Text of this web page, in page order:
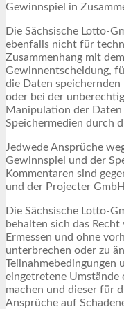
Gewinnspiel in
Die Sächsische Lotto-
ebenfalls nicht für
Zusammenhang mit
Gewinnentscheidung,
die Daten
oder bei der
Manipulation der
Speichermedien durch
Jedwede Ansprüche
Gewinnspiel und der
Kommentaren sind
und der Projecter
Die Sächsische Lotto-
behalten sich das
Ermessen und ohne
unterbrechen oder zu
Teilnahmebedingungen
eingetretene
machen und dieser für
Ansprüche auf